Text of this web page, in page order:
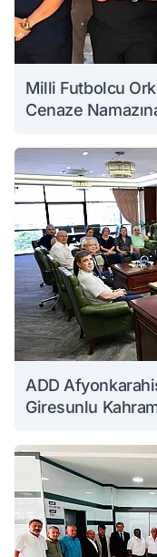
Milli Futbolcu
Cenaze
ADD
Giresunlu